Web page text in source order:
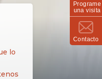
Programe
una visita
Contacto
lo